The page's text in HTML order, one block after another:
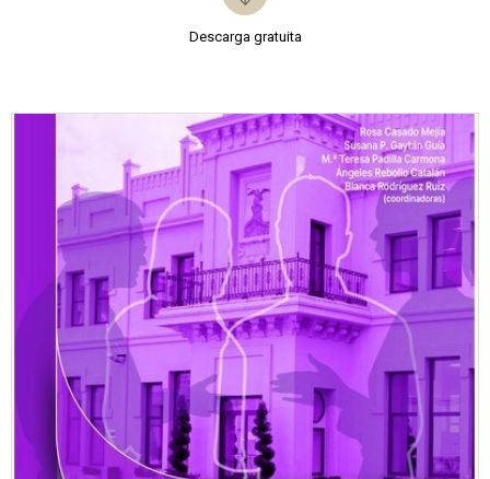
Descarga gratuita